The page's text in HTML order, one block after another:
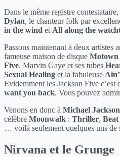
Dans le même registre
Dylan, le chanteur folk par
in the wind etAll along the
Passons maintenant à deux artistes
fameuse maison de disque Motown
Five. Marvin Gaye et ses tubes
Sexual Healing et la fabuleuse
Evidemment les Jackson Five c’est
want you back. Vous pouvez
Venons en donc à Michael Jackson
célèbre Moonwalk : Thriller,
… voilà seulement quelques uns de
Nirvana et le Grunge